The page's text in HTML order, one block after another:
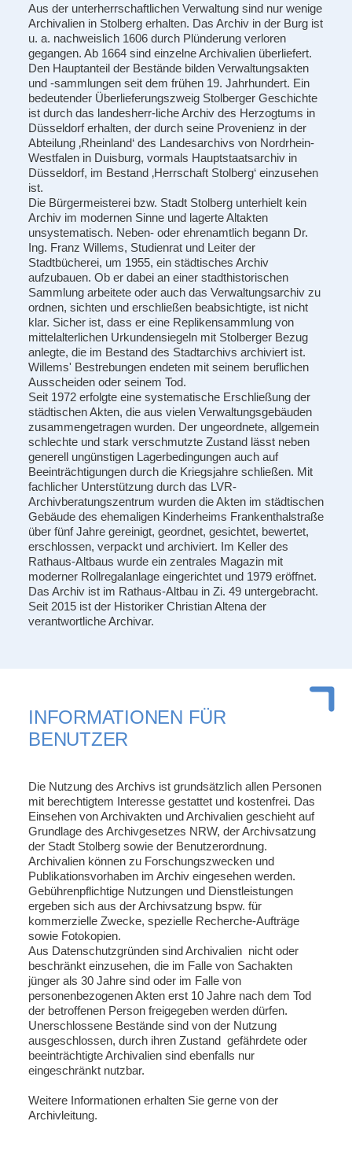
Aus der unterherrschaftlichen Verwaltung sind nur wenige
Archivalien in Stolberg erhalten. Das Archiv in der Burg ist
u. a. nachweislich 1606 durch Plünderung verloren
gegangen. Ab 1664 sind einzelne Archivalien überliefert.
Den Hauptanteil der Bestände bilden Verwaltungsakten
und -sammlungen seit dem frühen 19. Jahrhundert. Ein
bedeutender Überlieferungszweig Stolberger Geschichte
ist durch das landesherr-liche Archiv des Herzogtums in
Düsseldorf erhalten, der durch seine Provenienz in der
Abteilung ‚Rheinland‘ des Landesarchivs von Nordrhein-
Westfalen in Duisburg, vormals Hauptstaatsarchiv in
Düsseldorf, im Bestand ‚Herrschaft Stolberg‘ einzusehen
ist.
Die Bürgermeisterei bzw. Stadt Stolberg unterhielt kein
Archiv im modernen Sinne und lagerte Altakten
unsystematisch. Neben- oder ehrenamtlich begann Dr.
Ing. Franz Willems, Studienrat und Leiter der
Stadtbücherei, um 1955, ein städtisches Archiv
aufzubauen. Ob er dabei an einer stadthistorischen
Sammlung arbeitete oder auch das Verwaltungsarchiv zu
ordnen, sichten und erschließen beabsichtigte, ist nicht
klar. Sicher ist, dass er eine Replikensammlung von
mittelalterlichen Urkundensiegeln mit Stolberger Bezug
anlegte, die im Bestand des Stadtarchivs archiviert ist.
Willems' Bestrebungen endeten mit seinem beruflichen
Ausscheiden oder seinem Tod.
Seit 1972 erfolgte eine systematische Erschließung der
städtischen Akten, die aus vielen Verwaltungsgebäuden
zusammengetragen wurden. Der ungeordnete, allgemein
schlechte und stark verschmutzte Zustand lässt neben
generell ungünstigen Lagerbedingungen auch auf
Beeinträchtigungen durch die Kriegsjahre schließen. Mit
fachlicher Unterstützung durch das LVR-
Archivberatungszentrum wurden die Akten im städtischen
Gebäude des ehemaligen Kinderheims Frankenthalstraße
über fünf Jahre gereinigt, geordnet, gesichtet, bewertet,
erschlossen, verpackt und archiviert. Im Keller des
Rathaus-Altbaus wurde ein zentrales Magazin mit
moderner Rollregalanlage eingerichtet und 1979 eröffnet.
Das Archiv ist im Rathaus-Altbau in Zi. 49 untergebracht.
Seit 2015 ist der Historiker Christian Altena der
verantwortliche Archivar.
INFORMATIONEN FÜR
BENUTZER
Die Nutzung des Archivs ist grundsätzlich allen Personen
mit berechtigtem Interesse gestattet und kostenfrei. Das
Einsehen von Archivakten und Archivalien geschieht auf
Grundlage des Archivgesetzes NRW, der Archivsatzung
der Stadt Stolberg sowie der Benutzerordnung.
Archivalien können zu Forschungszwecken und
Publikationsvorhaben im Archiv eingesehen werden.
Gebührenpflichtige Nutzungen und Dienstleistungen
ergeben sich aus der Archivsatzung bspw. für
kommerzielle Zwecke, spezielle Recherche-Aufträge
sowie Fotokopien.
Aus Datenschutzgründen sind Archivalien nicht oder
beschränkt einzusehen, die im Falle von Sachakten
jünger als 30 Jahre sind oder im Falle von
personenbezogenen Akten erst 10 Jahre nach dem Tod
der betroffenen Person freigegeben werden dürfen.
Unerschlossene Bestände sind von der Nutzung
ausgeschlossen, durch ihren Zustand gefährdete oder
beeinträchtigte Archivalien sind ebenfalls nur
eingeschränkt nutzbar.
Weitere Informationen erhalten Sie gerne von der
Archivleitung.